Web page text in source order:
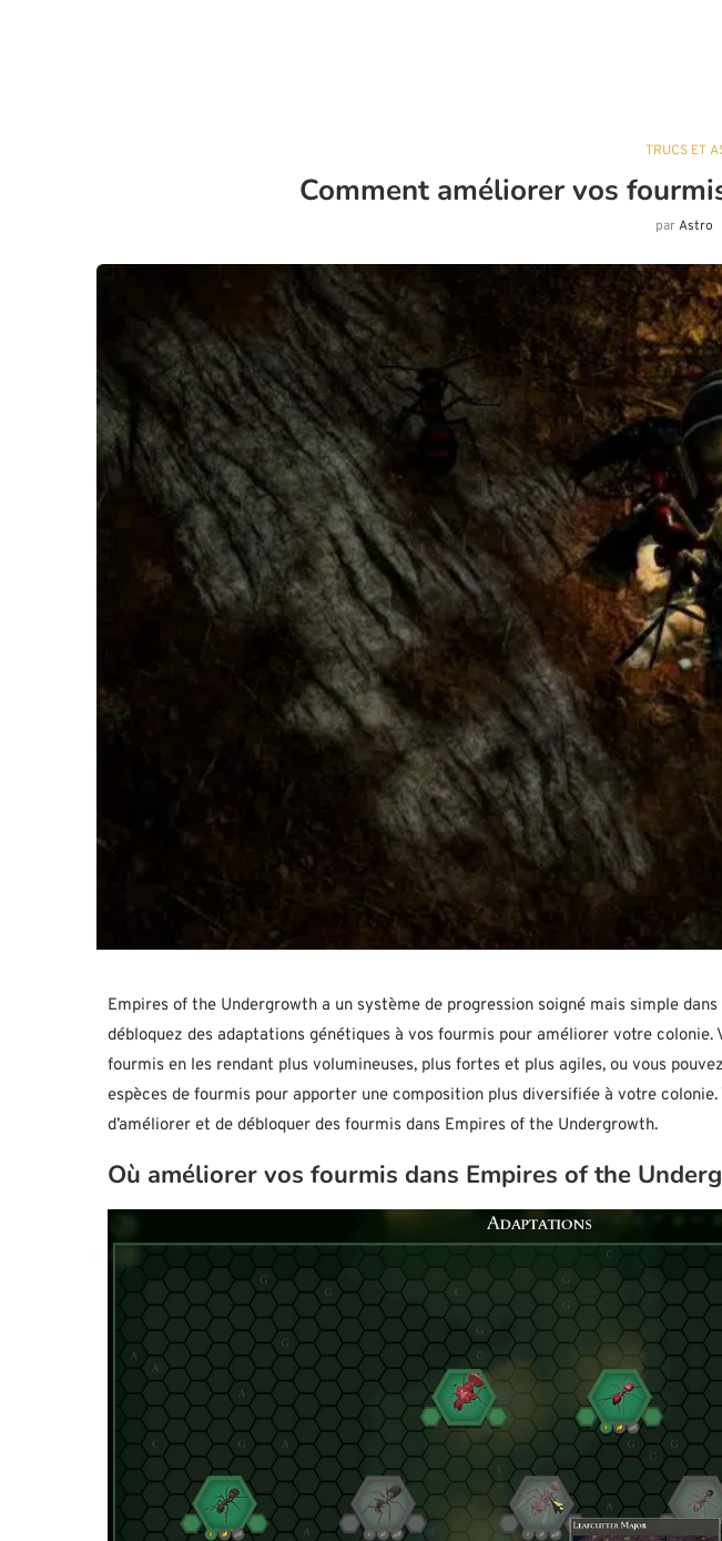
TRUCS ET
Comment améliorer vos
parAstro
Empires of the Undergrowth a un système de progression soigné mais simple
débloquez des adaptations génétiques à vos fourmis pour améliorer votre colonie.
fourmis en les rendant plus volumineuses, plus fortes et plus agiles, ou vous
espèces de fourmis pour apporter une composition plus diversifiée à votre
d’améliorer et de débloquer des fourmis dans Empires of the Undergrowth.
Où améliorer vos fourmis dans Empires of the